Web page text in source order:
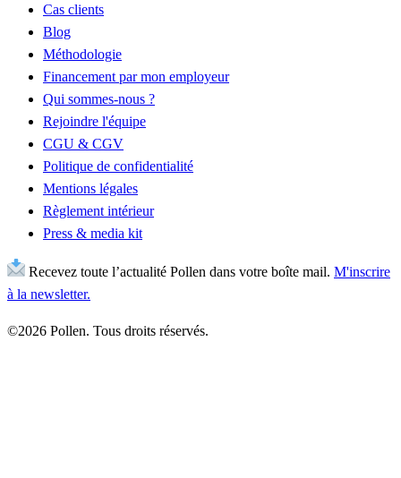
Cas clients
Blog
Méthodologie
Financement par mon employeur
Qui sommes-nous ?
Rejoindre l'équipe
CGU & CGV
Politique de confidentialité
Mentions légales
Règlement intérieur
Press & media kit
Recevez toute l’actualité Pollen dans votre boîte mail. M'inscrire
à la newsletter.
©2026 Pollen. Tous droits réservés.